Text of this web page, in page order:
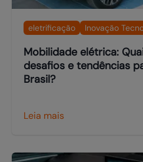
eletrificação Inovação
Mobilidade elétrica:
desafios e tendências
Brasil?
Leia mais